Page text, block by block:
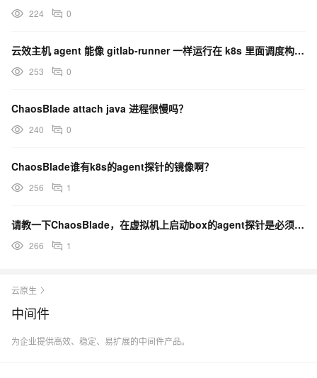
224 0
云效主机 agent 能像 gitlab-runner 一样运行在 k8s 里面调度构建任务吗？
253 0
ChaosBlade attach java 进程很慢吗？
240 0
ChaosBlade谁有k8s的agent探针的镜像啊？
256 1
请教一下ChaosBlade，在虚拟机上启动box的agent探针是必须有主机根目录权限的用户吗？
266 1
云原生
中间件
为企业提供高效、稳定、易扩展的中间件产品。